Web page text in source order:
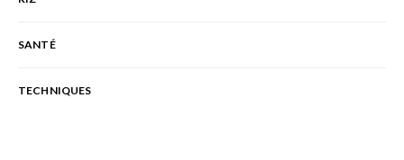
SANTÉ
TECHNIQUES